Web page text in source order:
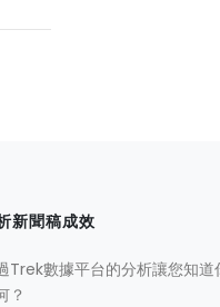
新聞稿成效
Trek數據平台的分析讓您知
？